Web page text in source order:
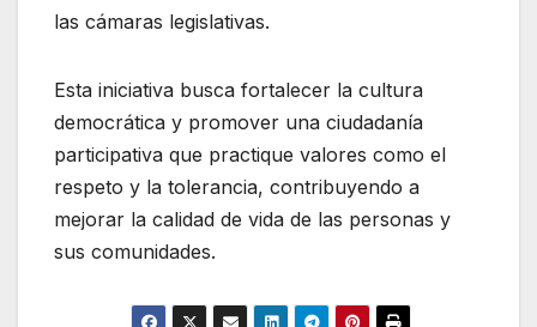
las cámaras legislativas.
Esta iniciativa busca fortalecer la cultura
democrática y promover una ciudadanía
participativa que practique valores como el
respeto y la tolerancia, contribuyendo a
mejorar la calidad de vida de las personas y
sus comunidades.